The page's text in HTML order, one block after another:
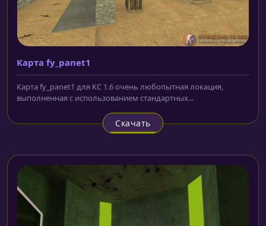
Карта fy_panet1
Карта fy_panet1 для КС 1.6 очень любопытная локация,
выполненная с использованием стандартных...
Скачать